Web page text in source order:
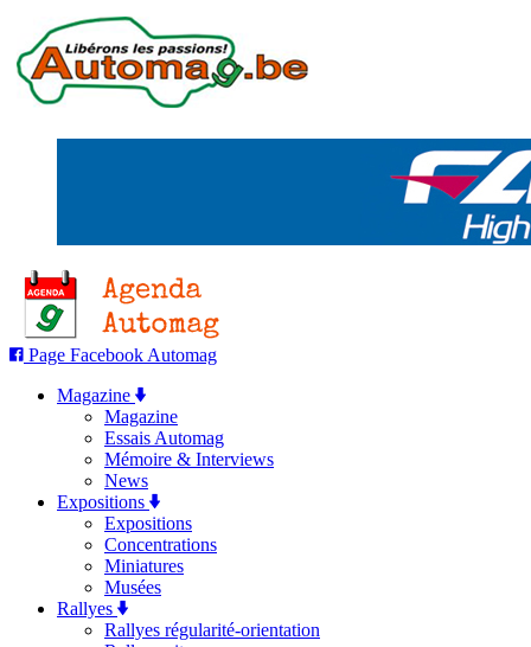
Page Facebook Automag
Magazine
Magazine
Essais Automag
Mémoire & Interviews
News
Expositions
Expositions
Concentrations
Miniatures
Musées
Rallyes
Rallyes régularité-orientation